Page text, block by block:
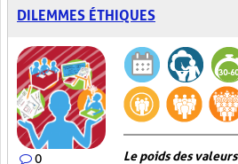
DILEMMES ÉTHIQUES
0 Le poids des valeurs